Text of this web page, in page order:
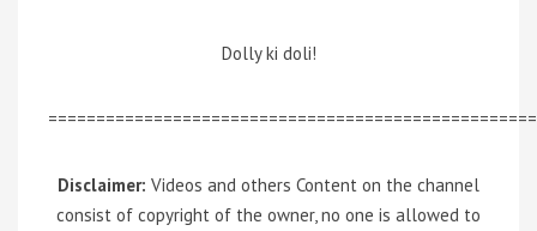
Dolly ki doli!
Disclaimer: Videos and others Content on the channel
consist of copyright of the owner, no one is allowed to